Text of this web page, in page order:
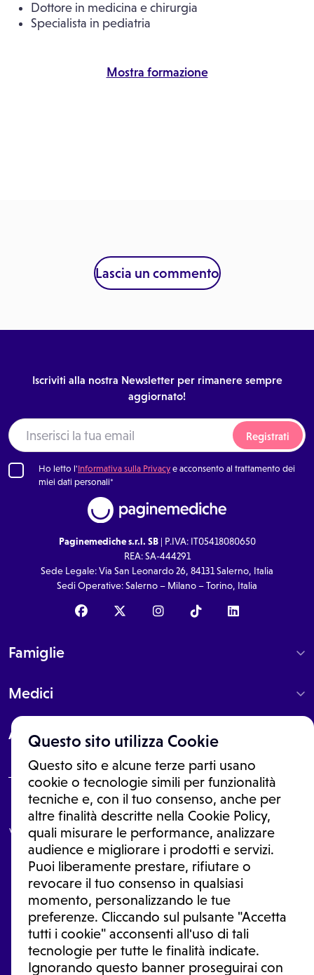
Questo sito utilizza Cookie
Questo sito e alcune terze parti usano
cookie o tecnologie simili per funzionalità
tecniche e, con il tuo consenso, anche per
altre finalità descritte nella Cookie Policy,
quali misurare le performance, analizzare
audience e migliorare i prodotti e servizi.
Puoi liberamente prestare, rifiutare o
revocare il tuo consenso in qualsiasi
momento, personalizzando le tue
preferenze. Cliccando sul pulsante "Accetta
tutti i cookie" acconsenti all'uso di tali
tecnologie per tutte le finalità indicate.
Ignorando questo banner proseguirai con
Dottore in medicina e chirurgia
Specialista in pediatria
Mostra formazione
Lascia un commento
Iscriviti alla nostra Newsletter per rimanere sempre
aggiornato!
Registrati
Ho letto l'Informativa sulla Privacye acconsento al trattamento dei
miei dati personali*
Paginemediche s.r.l. SB| P.IVA: IT05418080650
REA: SA-444291
Sede Legale: Via San Leonardo 26, 84131 Salerno, Italia
Sedi Operative: Salerno – Milano – Torino, Italia
Famiglie
Medici
About
Le informazioni proposte in questo sito non sono un consulto medico.
In nessun caso, queste informazioni sostituiscono un consulto, una
visita o una diagnosi formulata dal medico. Non si devono considerare
le informazioni disponibili come suggerimenti per la formulazione di
una diagnosi, la determinazione di un trattamento o l'assunzione o
sospensione di un farmaco senza prima consultare un medico di
medicina generale o uno specialista.
Condizioni di utilizzo|Privacy Policy |Gestione Cookie
Ⓒ 2026 | Tutti i diritti riservati.